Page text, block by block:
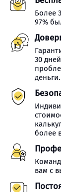
Более
97%
30
деньги.
более
вам с